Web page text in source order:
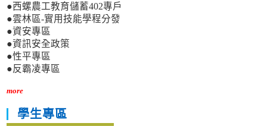
●西螺農工教育儲蓄402專戶
●雲林區-實用技能學程分發
●資安專區
●資訊安全政策
●性平專區
●反霸凌專區
more
學生專區